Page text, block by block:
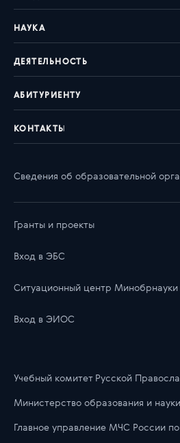
НАУКА
ДЕЯТЕЛЬНОСТЬ
АБИТУРИЕНТУ
КОНТАКТЫ
Сведения об образовательной
Гранты и проекты
Вход в ЭБС
Ситуационный центр Минобрнауки
Вход в ЭИОС
Учебный комитет Русской
Министерство образования и
Главноe управлениe МЧС России